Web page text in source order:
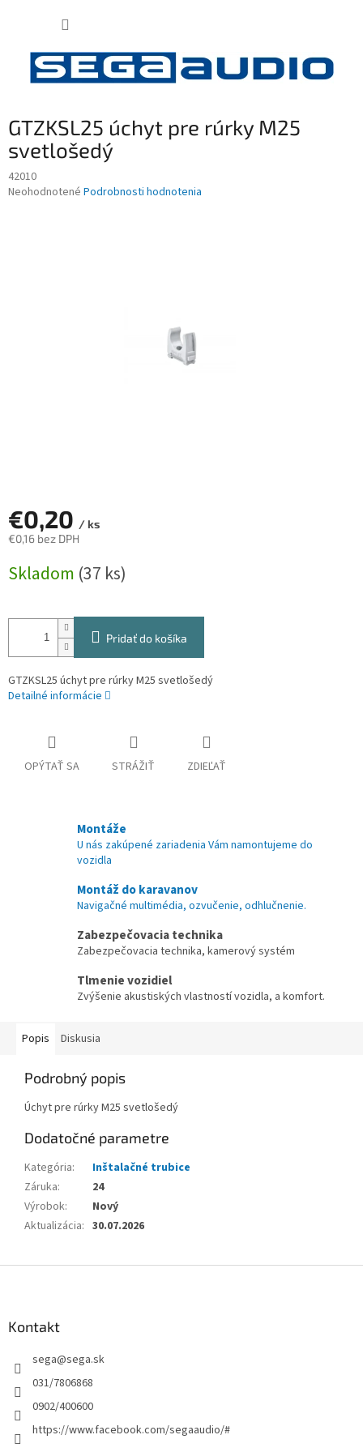
GTZKSL25 úchyt pre rúrky M25
svetlošedý
42010
Priemerné
Neohodnotené Podrobnosti hodnotenia
€0,20 / ks
€0,16 bez DPH
cena:
Skladom (37 ks)
Pridať do košíka
GTZKSL25 úchyt pre rúrky M25 svetlošedý
Detailné informácie
OPÝTAŤ SA STRÁŽIŤ ZDIEĽAŤ
Montáže
U nás zakúpené zariadenia Vám namontujeme do
vozidla
Montáž do karavanov
Navigačné multimédia, ozvučenie, odhlučnenie.
Zabezpečovacia technika
Zabezpečovacia technika, kamerový systém
Tlmenie vozidiel
Zvýšenie akustiských vlastností vozidla, a komfort.
Popis Diskusia
Podrobný popis
Úchyt pre rúrky M25 svetlošedý
Dodatočné parametre
Kategória:
Inštalačné trubice
Záruka:
24
Výrobok:
Nový
Aktualizácia: 30.07.2026
Kontakt
sega@sega.sk
031/7806868
0902/400600
https://www.facebook.com/segaaudio/#